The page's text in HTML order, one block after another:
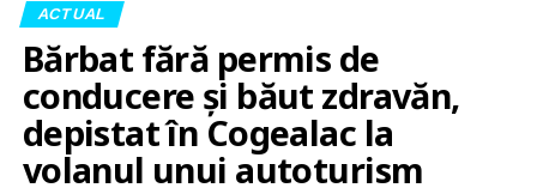
ACTUAL
Bărbat fără permis de
conducere și băut zdravăn,
depistat în Cogealac la
volanul unui autoturism